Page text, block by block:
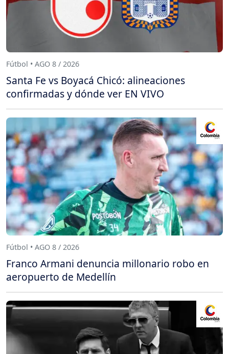
Fútbol • AGO 8 / 2026
Santa Fe vs Boyacá Chicó: alineaciones
confirmadas y dónde ver EN VIVO
Fútbol • AGO 8 / 2026
Franco Armani denuncia millonario robo en
aeropuerto de Medellín